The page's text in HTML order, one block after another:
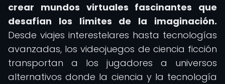
crear mundos virtuales fascinantes que
desafían los límites de la imaginación.
Desde viajes interestelares hasta tecnologías
avanzadas, los videojuegos de ciencia ficción
transportan a los jugadores a universos
alternativos donde la ciencia y la tecnología